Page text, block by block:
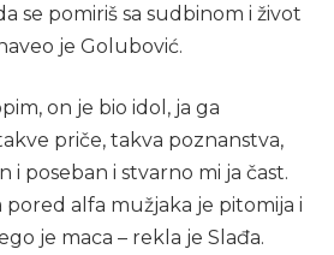
se pomiriš sa sudbinom i život
je Golubović.
on je bio idol, ja ga
priče, takva poznanstva,
i poseban i stvarno mi ja čast.
pored alfa mužjaka je pitomija i
je maca – rekla je Slađa.